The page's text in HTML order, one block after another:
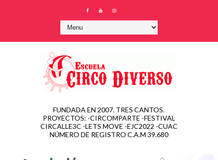
FUNDADA EN 2007. TRES CANTOS.
PROYECTOS: -CIRCOMPARTE -FESTIVAL
CIRCALLE3C -LETS MOVE -EJC2022 -CUAC
NÚMERO DE REGISTRO C.A.M 39.680